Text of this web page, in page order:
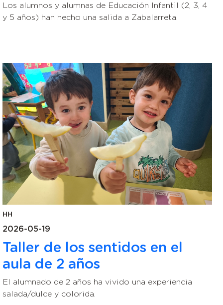
Los alumnos y alumnas de Educación Infantil (2, 3, 4
y 5 años) han hecho una salida a Zabalarreta.
HH
2026-05-19
Taller de los sentidos en el
aula de 2 años
El alumnado de 2 años ha vivido una experiencia
salada/dulce y colorida.